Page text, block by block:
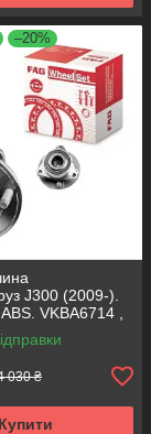
–20%
J300 (2009-).
VKBA6714 ,
030 ₴
Купити